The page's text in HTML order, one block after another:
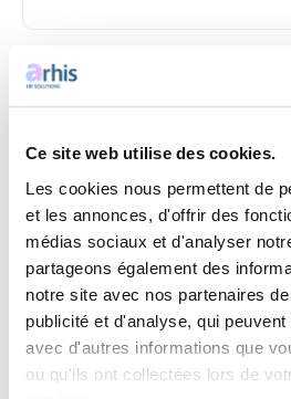
Ce site web utilise des cookies.
Les cookies nous permettent de
et les annonces, d'offrir des
médias sociaux et d'analyser
partageons également des
notre site avec nos partenaires
publicité et d'analyse, qui
avec d'autres informations que
ou qu'ils ont collectées lors de
x 8
Temps
Temps plein